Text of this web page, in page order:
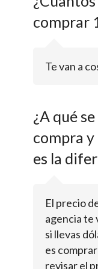
comprar
Te van a
¿A qué
compra y
es la
El precio
agencia te
si llevas
es
revisar el